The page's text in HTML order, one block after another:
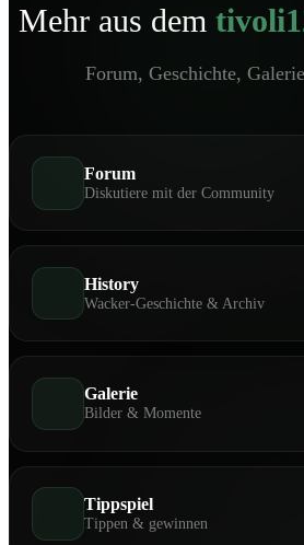
Mehr aus dem
Forum, Geschichte,
Forum
Diskutiere mit der Community
History
Wacker-Geschichte & Archiv
Galerie
Bilder & Momente
Tippspiel
Tippen & gewinnen